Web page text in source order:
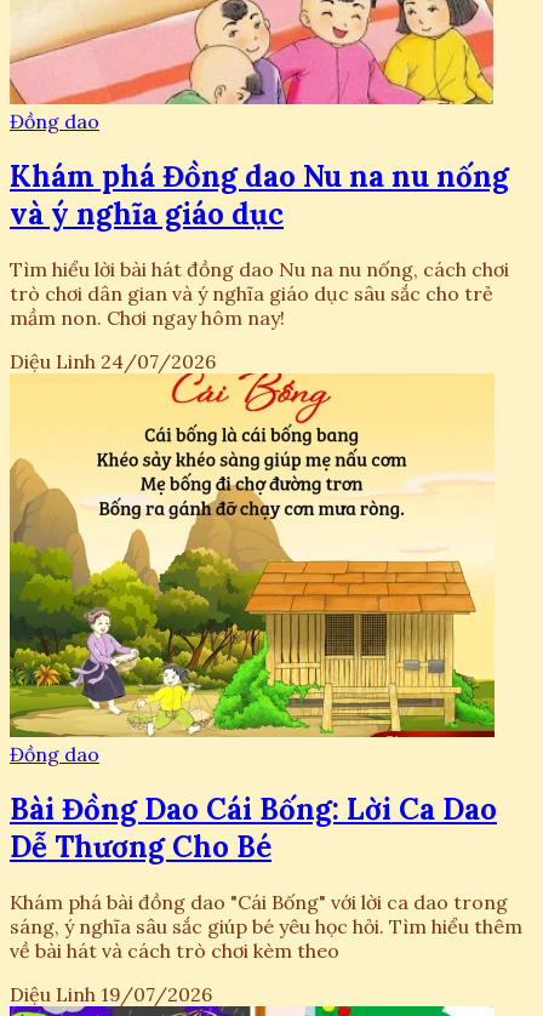
Đồng dao
Khám phá Đồng dao Nu na nu nống
và ý nghĩa giáo dục
Tìm hiểu lời bài hát đồng dao Nu na nu nống, cách chơi
trò chơi dân gian và ý nghĩa giáo dục sâu sắc cho trẻ
mầm non. Chơi ngay hôm nay!
Diệu Linh 24/07/2026
Đồng dao
Bài Đồng Dao Cái Bống: Lời Ca Dao
Dễ Thương Cho Bé
Khám phá bài đồng dao "Cái Bống" với lời ca dao trong
sáng, ý nghĩa sâu sắc giúp bé yêu học hỏi. Tìm hiểu thêm
về bài hát và cách trò chơi kèm theo
Diệu Linh 19/07/2026